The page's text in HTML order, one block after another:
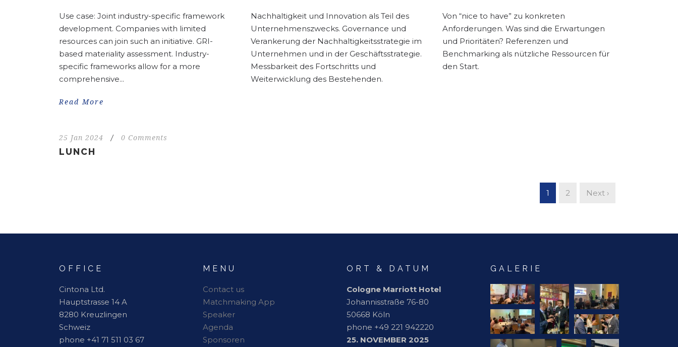
Use case: Joint industry-specific framework
development. Companies with limited
resources can join such an initiative. GRI-
based materiality assessment. Industry-
specific frameworks allow for a more
comprehensive...
Read More
Nachhaltigkeit und Innovation als Teil des
Unternehmenszwecks. Governance und
Verankerung der Nachhaltigkeitsstrategie im
Unternehmen und in der Geschäftsstrategie.
Messbarkeit des Fortschritts und
Weiterwicklung des Bestehenden.
Von “nice to have” zu konkreten
Anforderungen. Was sind die Erwartungen
und Prioritäten? Referenzen und
Benchmarking als nützliche Ressourcen für
den Start.
25 Jan 2024 / 0 Comments
LUNCH
1 2 Next ›
OFFICE
Cintona Ltd.
Hauptstrasse 14 A
8280 Kreuzlingen
Schweiz
phone +41 71 511 03 67
MENU
Contact us
Matchmaking App
Speaker
Agenda
Sponsoren
ORT & DATUM
Cologne Marriott Hotel
Johannisstraße 76-80
50668 Köln
phone +49 221 942220
25. NOVEMBER 2025
GALERIE